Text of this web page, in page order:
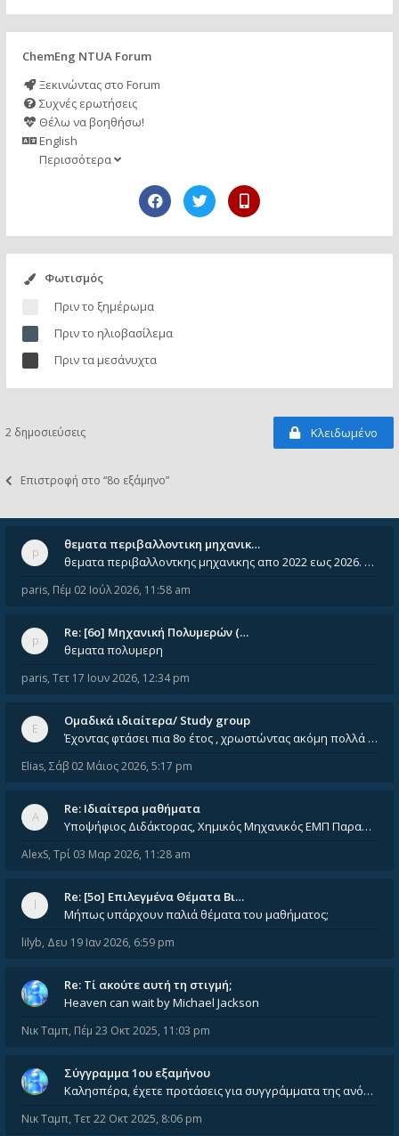
ChemEng NTUA Forum
Ξεκινώντας στο Forum
Συχνές ερωτήσεις
Θέλω να βοηθήσω!
English
Περισσότερα
Φωτισμός
Πριν το ξημέρωμα
Πριν το ηλιοβασίλεμα
Πριν τα μεσάνυχτα
2 δημοσιεύσεις Κλειδωμένο
Επιστροφή στο “8ο εξάμηνο”
θεματα περιβαλλοντικη μηχανικ…
θεματα περιβαλλοντκης μηχανικης απο 2022 εως 2026. Δεν ειναι μεσα του Σεπτεμβιου του 2025. Αν τα εχει καποιος ας τα ανε
paris, Πέμ 02 Ιούλ 2026, 11:58 am
Re: [6o] Mηχανική Πολυμερών (…
θεματα πολυμερη
paris, Τετ 17 Ιουν 2026, 12:34 pm
Ομαδικά ιδιαίτερα/ Study group
Έχοντας φτάσει πια 8ο έτος , χρωστώντας ακόμη πολλά και χωρίς καμία όρεξη ούτε να διαβάσω μόνος μου ούτε να παρακολουθήσ
Elias, Σάβ 02 Μάιος 2026, 5:17 pm
Re: Ιδιαίτερα μαθήματα
Υποψήφιος Διδάκτορας, Χημικός Μηχανικός ΕΜΠ Παραδίδω ιδιαίτερα μαθήματα μέσης και ανώτατης εκπαίδευσης σε θετικές και τε
AlexS, Τρί 03 Μαρ 2026, 11:28 am
Re: [5ο] Επιλεγμένα Θέματα Βι…
Μήπως υπάρχουν παλιά θέματα του μαθήματος;
lilyb, Δευ 19 Ιαν 2026, 6:59 pm
Re: Tί ακούτε αυτή τη στιγμή;
Heaven can wait by Michael Jackson
Νικ Ταμπ, Πέμ 23 Οκτ 2025, 11:03 pm
Σύγγραμμα 1ου εξαμήνου
Καλησπέρα, έχετε προτάσεις για συγγράμματα της ανόργανης χημείας? Είμαι ανάμεσα σε Λιοδάκη, Chung και Atkins
Νικ Ταμπ, Τετ 22 Οκτ 2025, 8:06 pm